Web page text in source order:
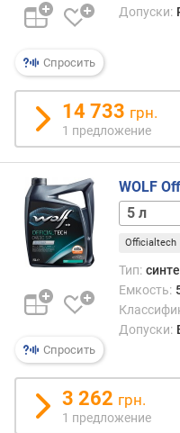
Спросить
Допуски:
14 733 грн.
1 предложение
Спросить
WOLF
1 л
Officialtech
Тип:
Емкость:
Допуски:
3 262 грн.
1 предложение